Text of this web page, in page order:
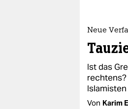
Neue
Ist das
Von Karim